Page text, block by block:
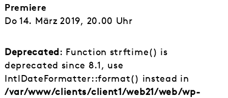
Premiere
Do 14. März 2019, 20.00 Uhr
Deprecated: Function strftime() is
deprecated since 8.1, use
IntlDateFormatter::format() instead in
/var/www/clients/client1/web21/web/wp-